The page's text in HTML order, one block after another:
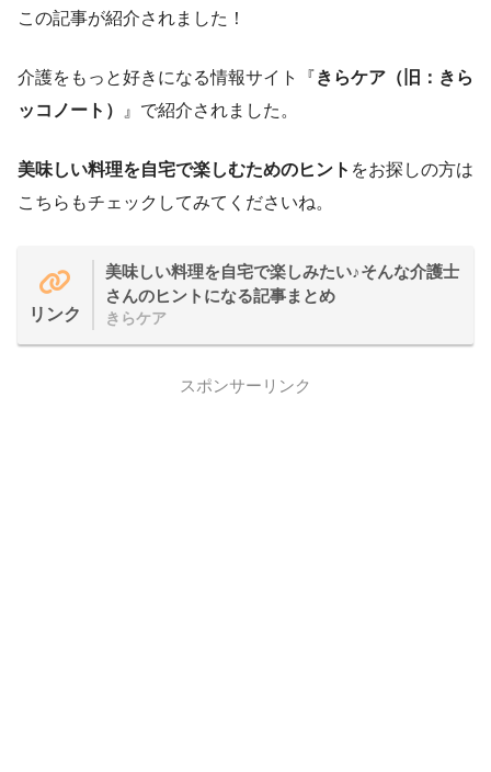
この記事が紹介されました！
介護をもっと好きになる情報サイト『きらケア（旧：きら
ッコノート）
』で紹介されました。
美味しい料理を自宅で楽しむためのヒント をお探しの方は
こちらもチェックしてみてくださいね。
リンク
美味しい料理を自宅で楽しみたい♪そんな介護士
さんのヒントになる記事まとめ
きらケア
スポンサーリンク